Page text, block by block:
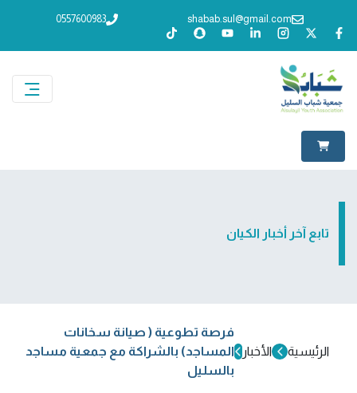
shabab.sul@gmail.com
0557600983
تابع آخر أخبار الكيان
الرئيسية الأخبار
فرصة تطوعية ( صيانة سخانات
المساجد) بالشراكة مع جمعية مساجد
بالسليل